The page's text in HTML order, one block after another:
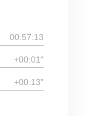
00:57:13
+00:01"
+00:13"